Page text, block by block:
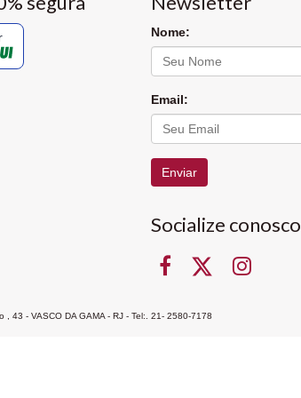
Nome:
Email:
Enviar
Socialize conosco
43 - VASCO DA GAMA - RJ - Tel:. 21- 2580-7178